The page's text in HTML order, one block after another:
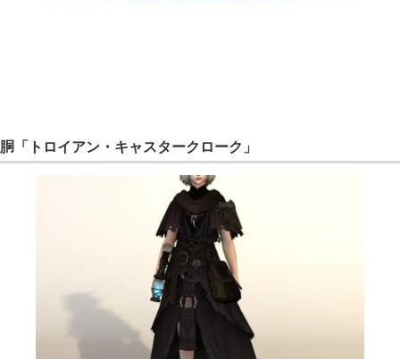
胴「トロイアン・キャスタークローク」